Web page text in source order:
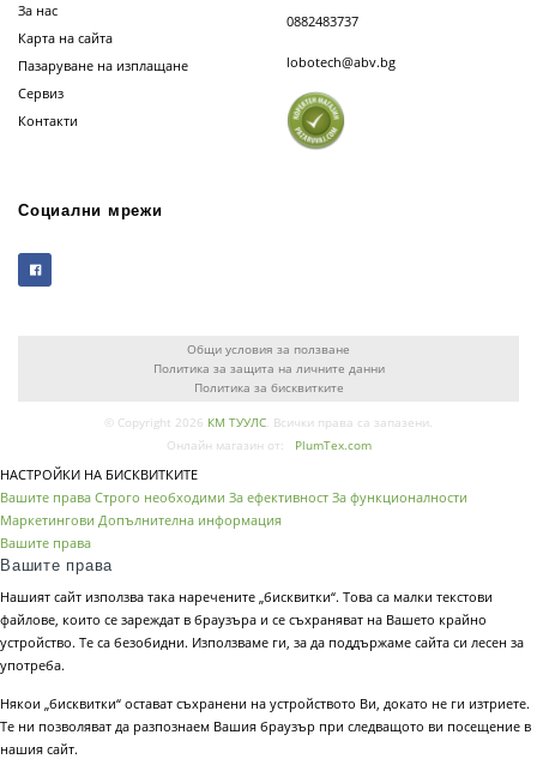
За нас
Карта на сайта
Пазаруване на изплащане
Сервиз
Контакти
0882483737
lobotech@abv.bg
Социални мрежи
Общи условия за ползване
Политика за защита на личните данни
Политика за бисквитките
© Copyright 2026 КМ ТУУЛС . Всички права са запазени.
Онлайн магазин от:
PlumTex.com
НАСТРОЙКИ НА БИСКВИТКИТЕ
Вашите права Строго необходими За ефективност За функционалности
Маркетингови Допълнителна информация
Вашите права
Вашите права
Нашият сайт използва така наречените „бисквитки“. Това са малки текстови
файлове, които се зареждат в браузъра и се съхраняват на Вашето крайно
устройство. Те са безобидни. Използваме ги, за да поддържаме сайта си лесен за
употреба.
Някои „бисквитки“ остават съхранени на устройството Ви, докато не ги изтриете.
Те ни позволяват да разпознаем Вашия браузър при следващото ви посещение в
нашия сайт.